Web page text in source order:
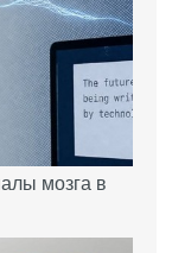
мозга в